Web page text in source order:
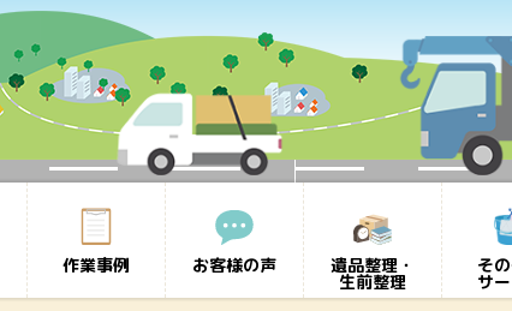
作業事例 お客様の声 遺品整理・
生前整理
そ
サ